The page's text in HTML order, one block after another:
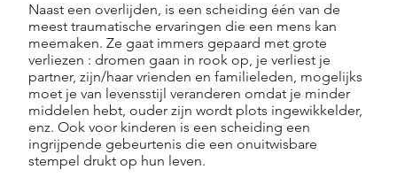
Naast een overlijden, is een scheiding één van de
meest traumatische ervaringen die een mens kan
meemaken. Ze gaat immers gepaard met grote
verliezen : dromen gaan in rook op, je verliest je
partner, zijn/haar vrienden en familieleden, mogelijks
moet je van levensstijl veranderen omdat je minder
middelen hebt, ouder zijn wordt plots ingewikkelder,
enz. Ook voor kinderen is een scheiding een
ingrijpende gebeurtenis die een onuitwisbare
stempel drukt op hun leven.